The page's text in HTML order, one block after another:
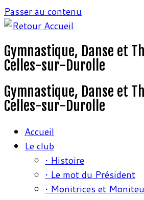
Passer au contenu
Gymnastique, Danse et
Celles-sur-Durolle
Gymnastique, Danse et
Celles-sur-Durolle
Accueil
Le club
• Histoire
• Le mot du Président
• Monitrices et